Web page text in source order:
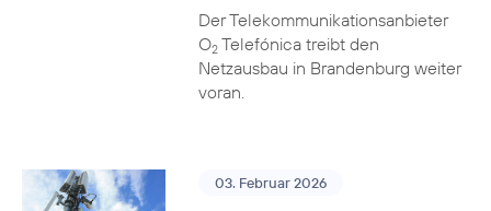
Der Telekommunikationsanbieter
O2Telefónica treibt den
Netzausbau in Brandenburg weiter
voran.
03. Februar 2026